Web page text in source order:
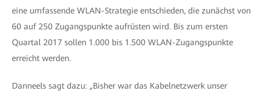
eine umfassende WLAN-Strategie entschieden, die zunächst von
60 auf 250 Zugangspunkte aufrüsten wird. Bis zum ersten
Quartal 2017 sollen 1.000 bis 1.500 WLAN-Zugangspunkte
erreicht werden.
Danneels sagt dazu: „Bisher war das Kabelnetzwerk unser